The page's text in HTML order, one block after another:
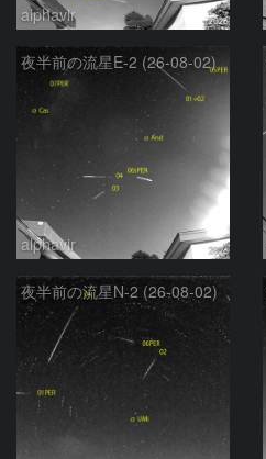
alphavir
夜半前の流星E-2 (26-08-02)
alphavir
夜半前の流星N-2 (26-08-02)